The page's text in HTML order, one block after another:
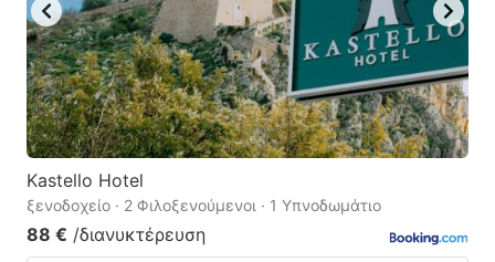
Kastello Hotel
ξενοδοχείο · 2 Φιλοξενούμενοι · 1 Υπνοδωμάτιο
88 € /διανυκτέρευση